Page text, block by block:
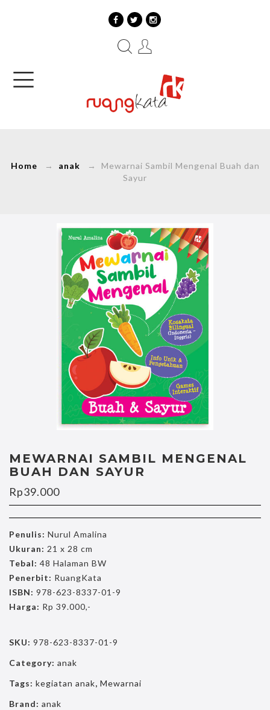
Home → anak → Mewarnai Sambil Mengenal Buah dan
Sayur
MEWARNAI SAMBIL MENGENAL
BUAH DAN SAYUR
Rp39.000
Penulis: Nurul Amalina
Ukuran: 21 x 28 cm
Tebal: 48 Halaman BW
Penerbit: RuangKata
ISBN: 978-623-8337-01-9
Harga: Rp 39.000,-
SKU: 978-623-8337-01-9
Category: anak
Tags: kegiatan anak, Mewarnai
Brand: anak